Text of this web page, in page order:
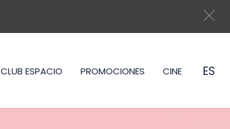
CLUB ESPACIO PROMOCIONES CINE ES